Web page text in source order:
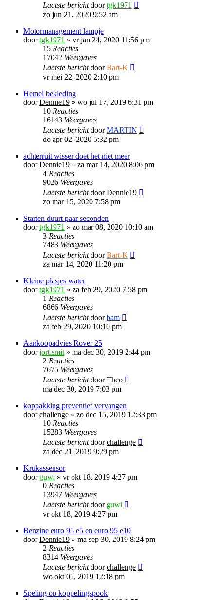
Laatste berichtdoortgk1971
zo jun 21, 2020 9:52 am
Motormanagement lampje
doortgk1971 » vr jan 24, 2020 11:56 pm
15 Reacties
17042 Weergaves
Laatste berichtdoorBart-K
vr mei 22, 2020 2:10 pm
Hemel bekleding
doorDennie19 » wo jul 17, 2019 6:31 pm
10 Reacties
16143 Weergaves
Laatste berichtdoorMARTIN
do apr 02, 2020 5:32 pm
achterruit wisser doet het niet meer
doorDennie19 » za mar 14, 2020 8:06 pm
4 Reacties
9026 Weergaves
Laatste berichtdoorDennie19
zo mar 15, 2020 7:58 pm
Starten duurt paar seconden
doortgk1971 » zo mar 08, 2020 10:10 am
3 Reacties
7483 Weergaves
Laatste berichtdoorBart-K
za mar 14, 2020 11:20 pm
Kleine plasjes water
doortgk1971 » za feb 29, 2020 7:58 pm
1 Reacties
6866 Weergaves
Laatste berichtdoorbam
za feb 29, 2020 10:10 pm
Aankoopadvies Rover 25
doorjort.smit » ma dec 30, 2019 2:44 pm
2 Reacties
7675 Weergaves
Laatste berichtdoorTheo
ma dec 30, 2019 7:03 pm
koppakking preventief vervangen
doorchallenge » zo dec 15, 2019 12:33 pm
10 Reacties
15283 Weergaves
Laatste berichtdoorchallenge
za dec 21, 2019 9:29 pm
Krukassensor
door guwi » vr okt 18, 2019 4:27 pm
0 Reacties
13947 Weergaves
Laatste berichtdoor guwi
vr okt 18, 2019 4:27 pm
Benzine euro 95 e5 en euro 95 e10
doorDennie19 » ma sep 30, 2019 8:24 pm
2 Reacties
8314 Weergaves
Laatste berichtdoorchallenge
wo okt 02, 2019 12:18 pm
Speling op koppelingspook